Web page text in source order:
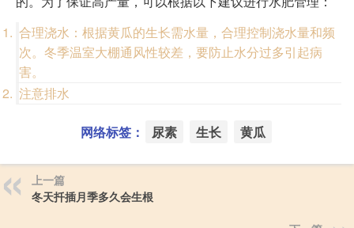
合理浇水：根据黄瓜的生长需水量，合理控制浇水量和频
次。冬季温室大棚通风性较差，要防止水分过多引起病
害。
注意排水
网络标签： 尿素 生长 黄瓜
上一篇
冬天扦插月季多久会生根